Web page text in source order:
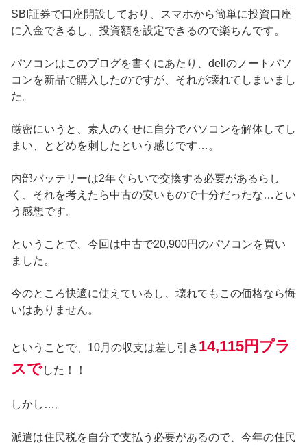
SBI証券で口座開設しており、スマホから簡単に投資口座
に入金できるし、投資額を設定できるので楽ちんです。
パソコンはこのブログを書くにあたり、dellのノートパソ
コンを新品で購入したのですが、それが壊れてしまいまし
た。
厳密にいうと、素人のくせに自分でパソコンを解体してし
まい、とどめを刺したという感じです…。
内部バッテリーは2年ぐらいで交換する必要があるらし
く、それを考えたら中古の安いもので十分だったな…とい
う感想です。
ということで、今回は中古で20,900円のパソコンを買い
ました。
今のところ快適に使えているし、壊れてもこの価格なら悔
いはありません。
ということで、10月の収支は差し引き 14,115円プラ
スでした！！
しかし…。
派遣は住民税を自分で支払う必要があるので、今年の住民